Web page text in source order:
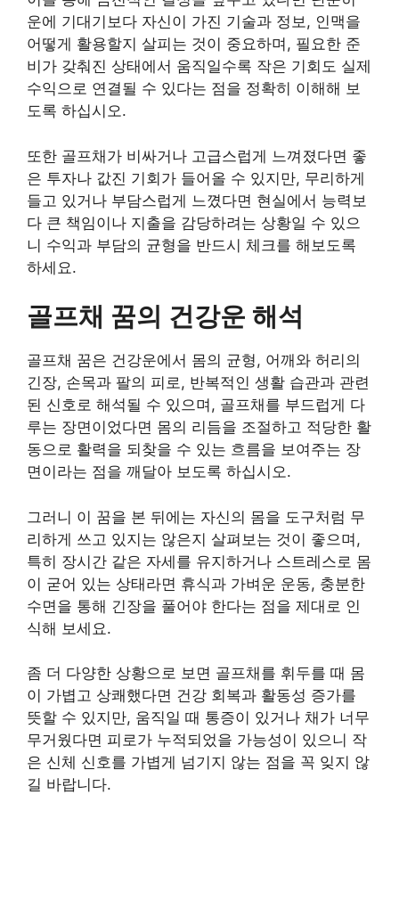
운에 기대기보다 자신이 가진 기술과 정보, 인맥을
어떻게 활용할지 살피는 것이 중요하며, 필요한 준
비가 갖춰진 상태에서 움직일수록 작은 기회도 실제
수익으로 연결될 수 있다는 점을 정확히 이해해 보
도록 하십시오.
또한 골프채가 비싸거나 고급스럽게 느껴졌다면 좋
은 투자나 값진 기회가 들어올 수 있지만, 무리하게
들고 있거나 부담스럽게 느꼈다면 현실에서 능력보
다 큰 책임이나 지출을 감당하려는 상황일 수 있으
니 수익과 부담의 균형을 반드시 체크를 해보도록
하세요.
골프채 꿈의 건강운 해석
골프채 꿈은 건강운에서 몸의 균형, 어깨와 허리의
긴장, 손목과 팔의 피로, 반복적인 생활 습관과 관련
된 신호로 해석될 수 있으며, 골프채를 부드럽게 다
루는 장면이었다면 몸의 리듬을 조절하고 적당한 활
동으로 활력을 되찾을 수 있는 흐름을 보여주는 장
면이라는 점을 깨달아 보도록 하십시오.
그러니 이 꿈을 본 뒤에는 자신의 몸을 도구처럼 무
리하게 쓰고 있지는 않은지 살펴보는 것이 좋으며,
특히 장시간 같은 자세를 유지하거나 스트레스로 몸
이 굳어 있는 상태라면 휴식과 가벼운 운동, 충분한
수면을 통해 긴장을 풀어야 한다는 점을 제대로 인
식해 보세요.
좀 더 다양한 상황으로 보면 골프채를 휘두를 때 몸
이 가볍고 상쾌했다면 건강 회복과 활동성 증가를
뜻할 수 있지만, 움직일 때 통증이 있거나 채가 너무
무거웠다면 피로가 누적되었을 가능성이 있으니 작
은 신체 신호를 가볍게 넘기지 않는 점을 꼭 잊지 않
길 바랍니다.